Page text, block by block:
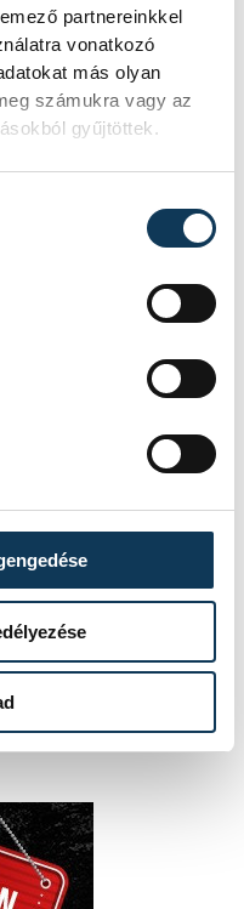
partnereinkkel
vonatkozó
más olyan
számukra vagy az
gyűjtöttek.
Csaba